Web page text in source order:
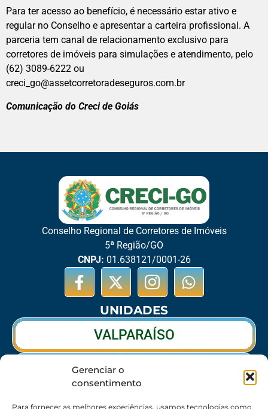
Gerenciar o
consentimento
Para fornecer as melhores experiências, usamos tecnologias como
Para ter acesso ao benefício, é necessário estar ativo e
regular no Conselho e apresentar a carteira profissional. A
parceria tem canal de relacionamento exclusivo para
corretores de imóveis para simulações e atendimento, pelo
(62) 3089-6222 ou
creci_go@assetcorretoradeseguros.com.br
Comunicação do Creci de Goiás
Conselho Regional de Corretores de Imóveis
5ª Região/GO
CNPJ: 01.638121/0001-26
UNIDADES
VALPARAÍSO
RIO VERDE